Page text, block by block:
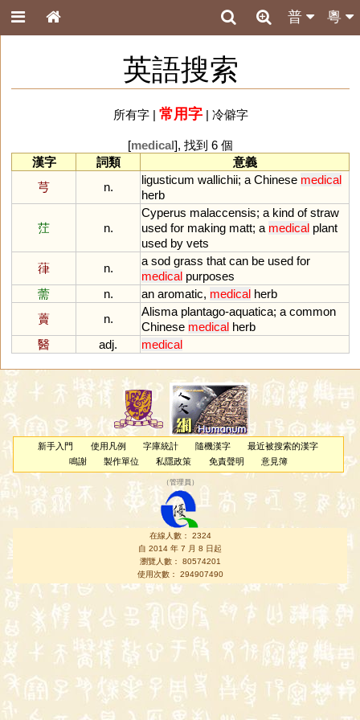
粵
普
英語搜索
所有字| 常用字| 冷僻字
[medical], 找到 6 個
漢字
詞類
意義
芎
n.
ligusticum wallichii; a Chinese medical
herb
茳 n.
Cyperus malaccensis; a kind of straw
used for making matt; a medical plant
used by vets
葎
n.
a sod grass that can be used for
medical purposes
薷
n. an aromatic, medical herb
藚
n.
Alisma plantago-aquatica; a common
Chinese medical herb
醫
adj. medical
新手入門 使用凡例 字庫統計 隨機漢字
最近被搜索的漢字
鳴謝
製作單位 私隱政策 免責聲明 意見簿
（管理員 ）
在線人數： 2324
自 2014 年 7 月 8 日起
瀏覽人數： 80574201
使用次數： 294907490